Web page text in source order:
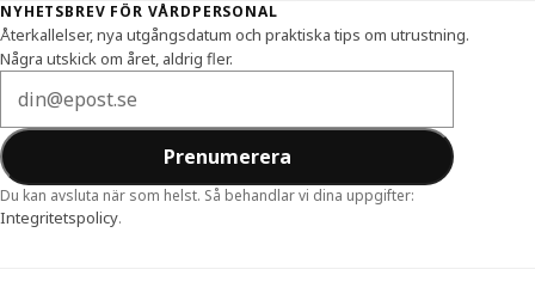
Sidfot
NYHETSBREV FÖR VÅRDPERSONAL
Återkallelser, nya utgångsdatum och praktiska tips om utrustning.
Några utskick om året, aldrig fler.
Prenumerera
Du kan avsluta när som helst. Så behandlar vi dina uppgifter:
Integritetspolicy.